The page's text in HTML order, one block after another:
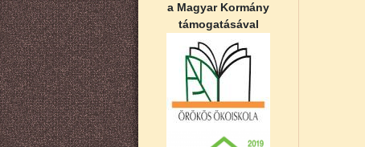
a Magyar Kormány
támogatásával